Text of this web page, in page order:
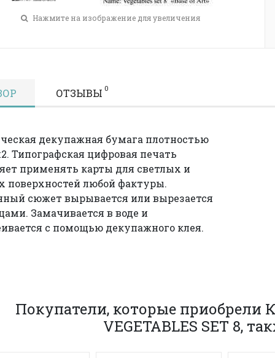
Нажмите на изображение для увеличения
ОТЗЫВЫ 0
декупажная бумага плотностью
Типографская цифровая печать
применять карты для светлых и
поверхностей любой фактуры.
сюжет вырывается или вырезается
Замачивается в воде и
с помощью декупажного клея.
Покупатели, которые приобрели
VEGETABLES SET 8,